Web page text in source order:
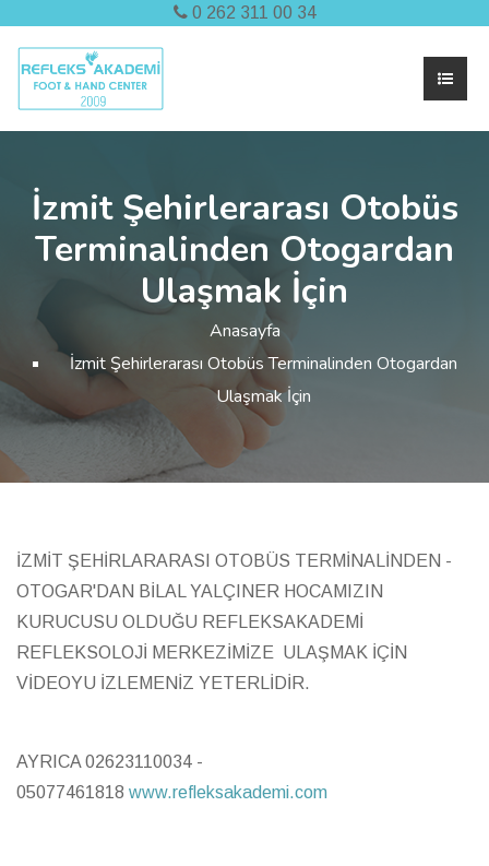
0 262 311 00 34
İzmit Şehirlerarası Otobüs
Terminalinden Otogardan
Ulaşmak İçin
Anasayfa
İzmit Şehirlerarası Otobüs Terminalinden Otogardan
Ulaşmak İçin
İZMİT ŞEHİRLARARASI OTOBÜS TERMİNALİNDEN -
OTOGAR'DAN BİLAL YALÇINER HOCAMIZIN
KURUCUSU OLDUĞU REFLEKSAKADEMİ
REFLEKSOLOJİ MERKEZİMİZE ULAŞMAK İÇİN
VİDEOYU İZLEMENİZ YETERLİDİR.
AYRICA 02623110034 -
05077461818 www.refleksakademi.com